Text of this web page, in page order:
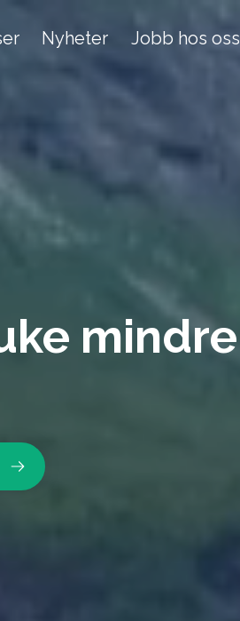
Nyheter Jobb hos oss